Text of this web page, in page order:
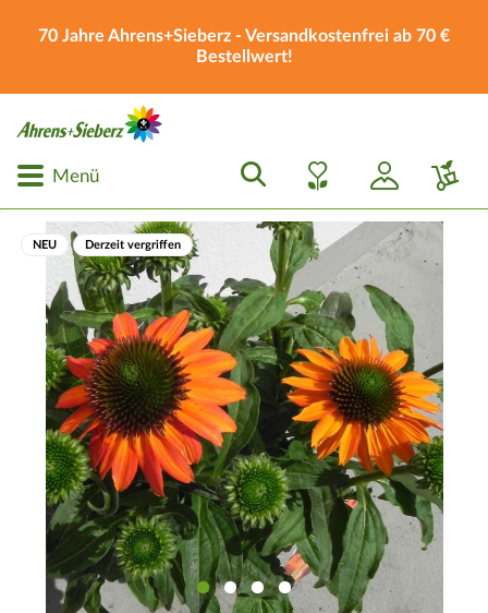
70 Jahre Ahrens+Sieberz - Versandkostenfrei ab 70 €
Bestellwert!
Menü
NEU Derzeit vergriffen